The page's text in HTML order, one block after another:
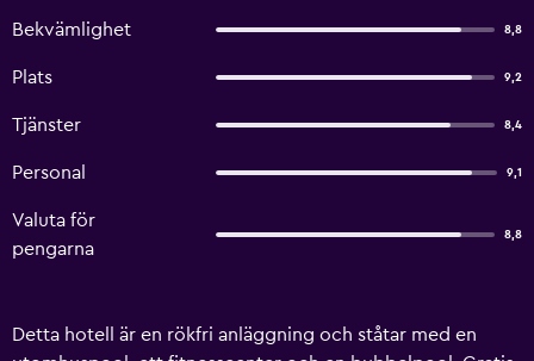
Bekvämlighet 8,8
Plats 9,2
Tjänster 8,4
Personal 9,1
Valuta för
pengarna
8,8
Detta hotell är en rökfri anläggning och ståtar med en